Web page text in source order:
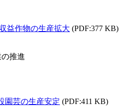
益作物の生産拡大 (PDF:377 KB)
推進
園芸の生産安定 (PDF:411 KB)